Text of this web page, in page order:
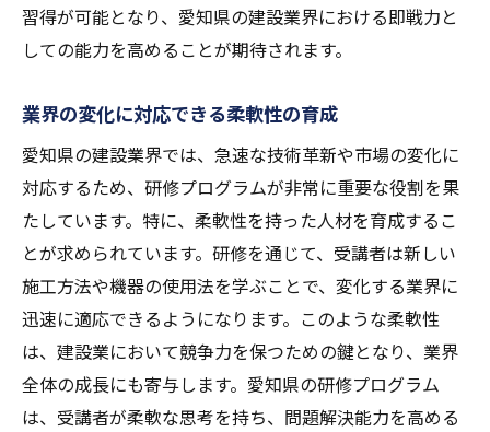
習得が可能となり、愛知県の建設業界における即戦力と
しての能力を高めることが期待されます。
業界の変化に対応できる柔軟性の育成
愛知県の建設業界では、急速な技術革新や市場の変化に
対応するため、研修プログラムが非常に重要な役割を果
たしています。特に、柔軟性を持った人材を育成するこ
とが求められています。研修を通じて、受講者は新しい
施工方法や機器の使用法を学ぶことで、変化する業界に
迅速に適応できるようになります。このような柔軟性
は、建設業において競争力を保つための鍵となり、業界
全体の成長にも寄与します。愛知県の研修プログラム
は、受講者が柔軟な思考を持ち、問題解決能力を高める